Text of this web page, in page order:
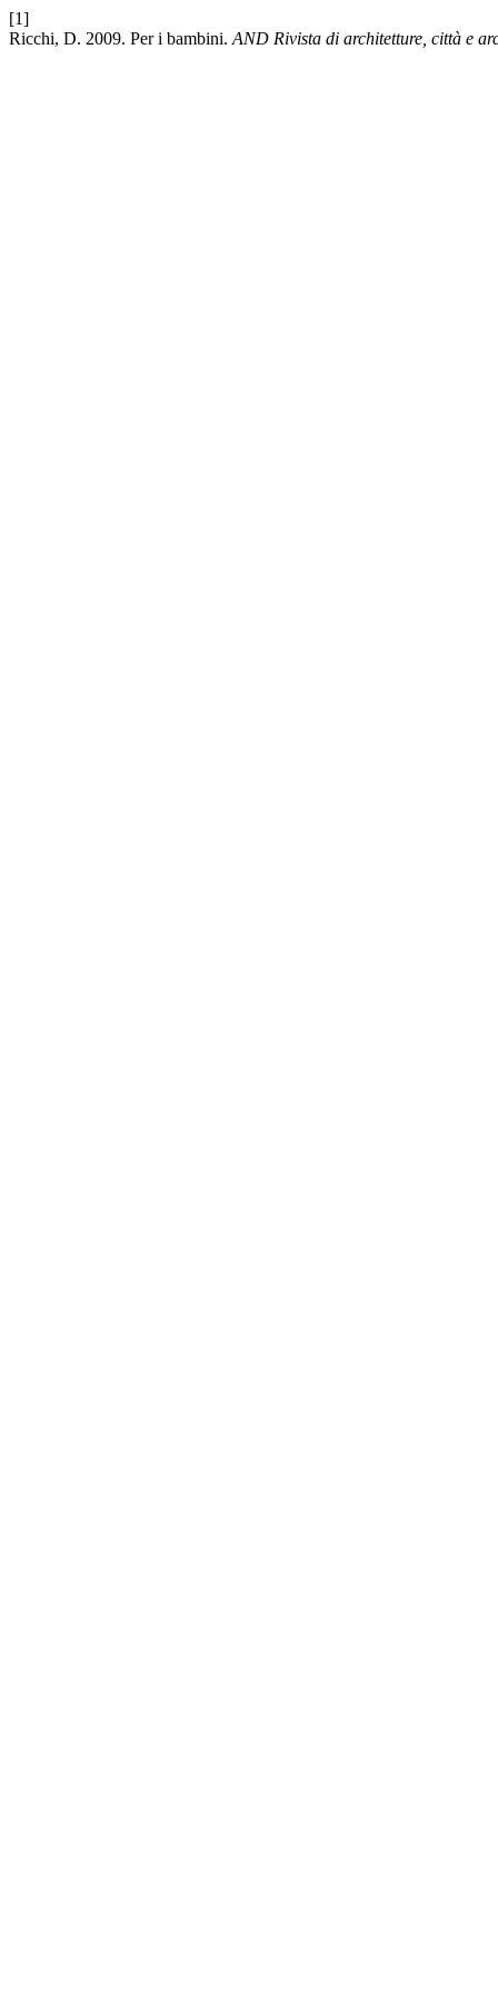
[1]
Ricchi, D. 2009. Per i bambini. AND Rivista di architetture, città e